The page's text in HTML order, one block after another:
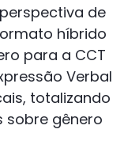
de
híbrido
para a CCT
Verbal
totalizando
sobre gênero